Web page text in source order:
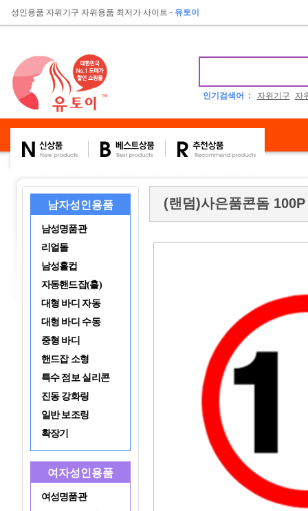
성인용품 자위기구 자위용품 최저가 사이트 - 유토이
인기검색어 : 자위기구 자
남자성인용품
남성명품관
리얼돌
남성홀컵
자동핸드잡(홀)
대형 바디 자동
대형 바디 수동
중형 바디
핸드잡 소형
특수 점보 실리콘
진동 강화링
일반 보조링
확장기
여자성인용품
여성명품관
(랜덤)사은품콘돔